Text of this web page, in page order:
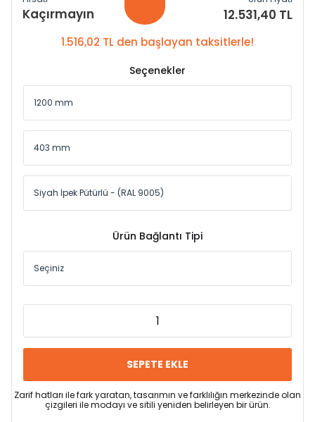
Kaçırmayın 12.531,40 TL
1.516,02 TL den başlayan taksitlerle!
Seçenekler
Ürün Bağlantı Tipi
SEPETE EKLE
Zarif hatları ile fark yaratan, tasarımın ve farklılığın merkezinde olan
çizgileri ile modayı ve sitili yeniden belirleyen bir ürün.